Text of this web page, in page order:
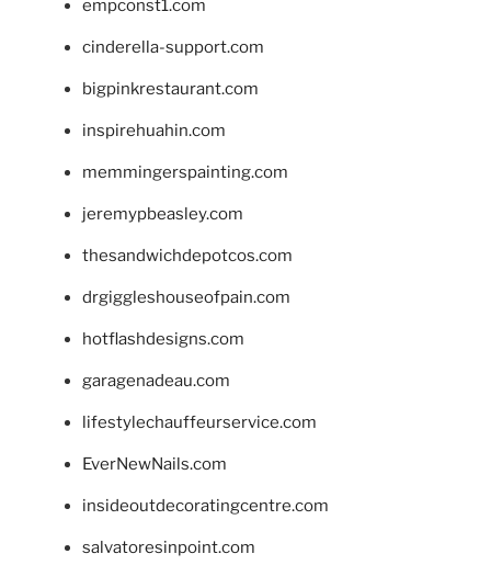
empconst1.com
cinderella-support.com
bigpinkrestaurant.com
inspirehuahin.com
memmingerspainting.com
jeremypbeasley.com
thesandwichdepotcos.com
drgiggleshouseofpain.com
hotflashdesigns.com
garagenadeau.com
lifestylechauffeurservice.com
EverNewNails.com
insideoutdecoratingcentre.com
salvatoresinpoint.com